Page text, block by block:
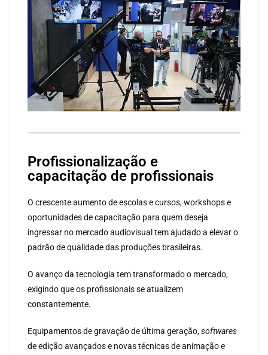
Profissionalização e
capacitação de profissionais
O crescente aumento de escolas e cursos, workshops e
oportunidades de capacitação para quem deseja
ingressar no mercado audiovisual tem ajudado a elevar o
padrão de qualidade das produções brasileiras.
O avanço da tecnologia tem transformado o mercado,
exigindo que os profissionais se atualizem
constantemente.
Equipamentos de gravação de última geração,softwares
de edição avançados e novas técnicas de animação e